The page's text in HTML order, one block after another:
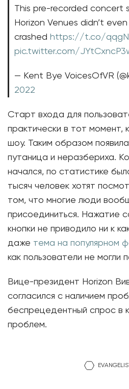
This pre-recorded
Horizon Venues didn’t
crashed https://t.co/
pic.twitter.com/
— Kent Bye VoicesOfVR
2022
Старт входа для
практически в тот момент,
шоу. Таким образом
путаница и неразбериха.
начался, по статистике
тысяч человек хотят
том, что многие люди
присоединиться. Нажатие
кнопки не приводило ни к
даже тема на популярном
как пользователи не могли
Вице-президент Horizon
согласился с наличием
беспрецедентный спрос в
проблем.